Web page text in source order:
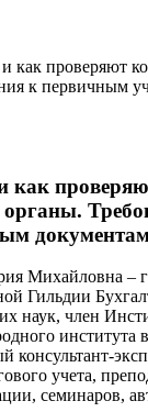
как проверяют
к первичным
как
Михайловна –
Гильдии
наук, член
института
консультант-
учета,
семинаров,